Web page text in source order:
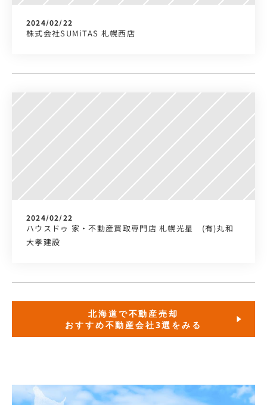
2024/02/22
株式会社SUMiTAS 札幌西店
2024/02/22
ハウスドゥ 家・不動産買取専門店 札幌光星　(有)丸和
大孝建設
北海道で不動産売却
おすすめ不動産会社3選をみる